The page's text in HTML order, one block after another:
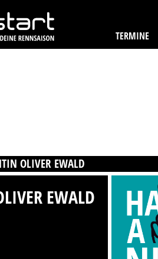
TERMINE
OLIVER EWALD
EWALD